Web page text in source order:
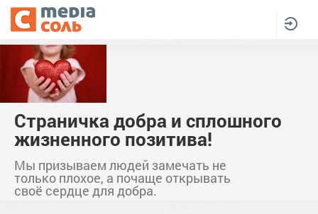
Страничка добра и сплошного
жизненного позитива!
Мы призываем людей замечать не
только плохое, а почаще открывать
своё сердце для добра.